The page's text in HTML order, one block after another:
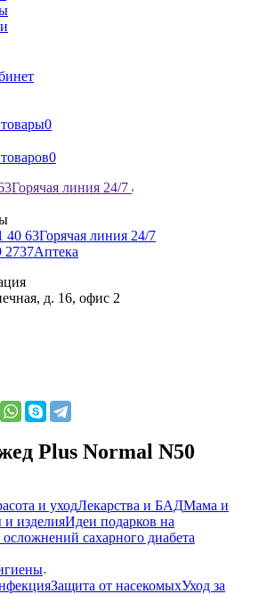
0
0
Горячая линия 24/7
40 63Горячая линия 24/7
2737Аптека
д. 16, офис 2
Plus Normal N50
и уходЛекарства и БАДМама и
изделияИдеи подарков на
сахарного диабета
Защита от насекомыхУход за